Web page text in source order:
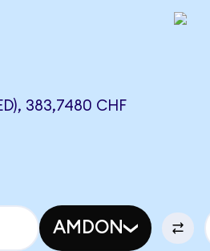
383,7480 CHF
AMDON